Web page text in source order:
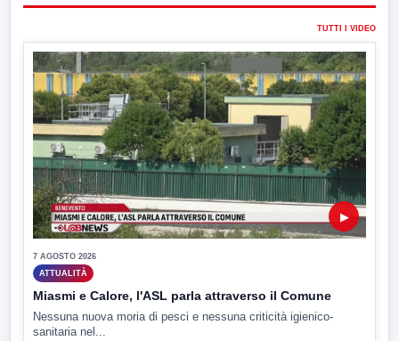
TUTTI I VIDEO
▶
7 AGOSTO 2026
ATTUALITÀ
Miasmi e Calore, l'ASL parla attraverso il Comune
Nessuna nuova moria di pesci e nessuna criticità igienico-
sanitaria nel...